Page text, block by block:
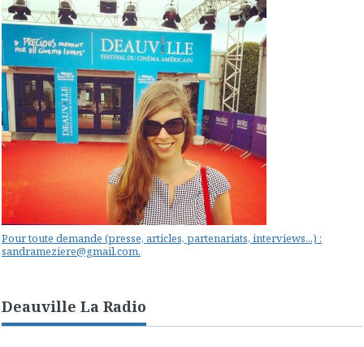
Pour toute demande (presse, articles, partenariats, interviews...) :
sandrameziere@gmail.com.
Deauville La Radio